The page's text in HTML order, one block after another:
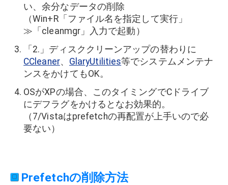
い、余分なデータの削除
（Win+R「ファイル名を指定して実行」
≫「cleanmgr」入力で起動）
「2.」ディスククリーンアップの替わりに
CCleaner、 GlaryUtilities等でシステムメンテナ
ンスをかけてもOK。
OSがXPの場合、このタイミングでCドライブ
にデフラグをかけるとなお効果的。
（7/Vistaはprefetchの再配置が上手いので必
要ない）
Prefetchの削除方法